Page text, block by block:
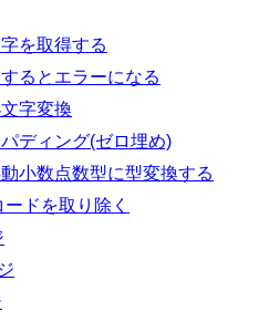
を取得する
るとエラーになる
字変換
ディング(ゼロ埋め)
小数点数型に型変換する
ドを取り除く